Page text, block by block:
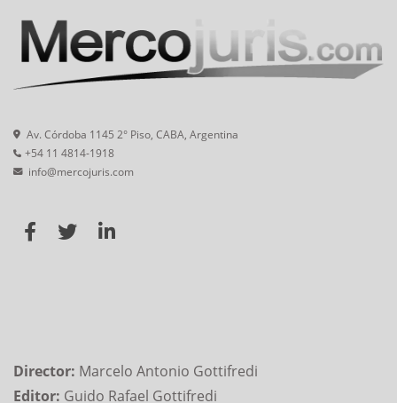
Av. Córdoba 1145 2° Piso, CABA, Argentina
+54 11 4814-1918
info@mercojuris.com
Director: Marcelo Antonio Gottifredi
Editor: Guido Rafael Gottifredi